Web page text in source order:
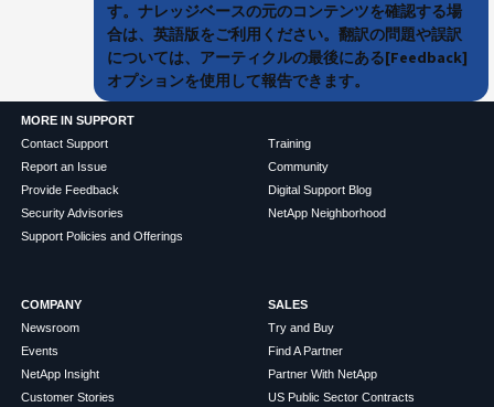
す。ナレッジベースの元のコンテンツを確認する場
合は、英語版をご利用ください。翻訳の問題や誤訳
については、アーティクルの最後にある[Feedback]
オプションを使用して報告できます。
MORE IN SUPPORT
Contact Support
Report an Issue
Provide Feedback
Security Advisories
Support Policies and Offerings
Training
Community
Digital Support Blog
NetApp Neighborhood
COMPANY
Newsroom
Events
NetApp Insight
Customer Stories
SALES
Try and Buy
Find A Partner
Partner With NetApp
US Public Sector Contracts